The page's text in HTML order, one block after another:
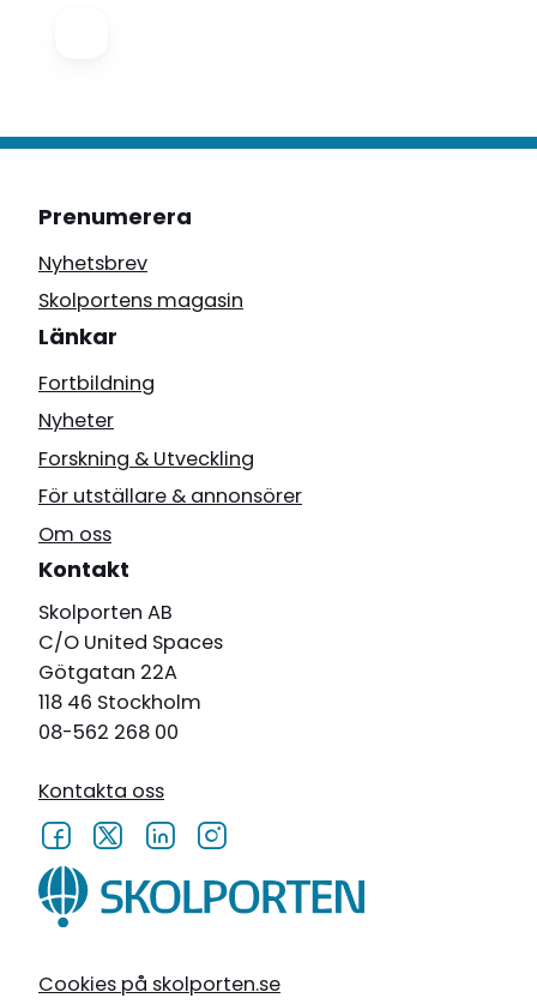
Cookies på skolporten.se
Prenumerera
Nyhetsbrev
Skolportens magasin
Länkar
Fortbildning
Nyheter
Forskning & Utveckling
För utställare & annonsörer
Om oss
Kontakt
Skolporten AB
C/O United Spaces
Götgatan 22A
118 46 Stockholm
08-562 268 00
Kontakta oss